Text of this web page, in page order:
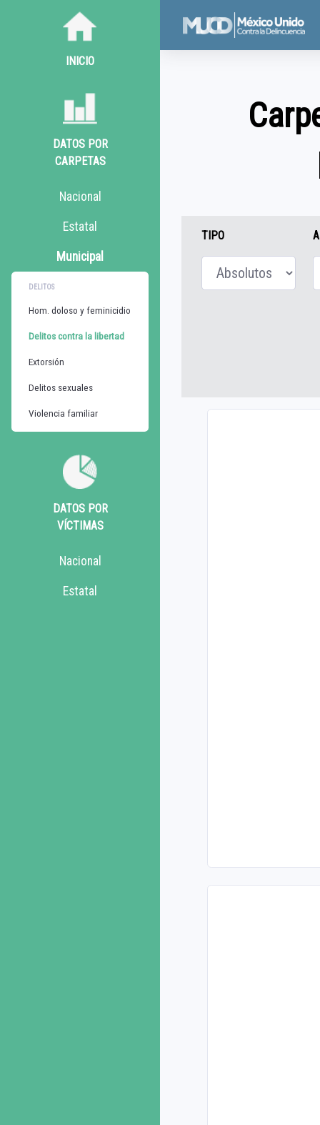
INICIO
DATOS POR
CARPETAS
Nacional
Estatal
Municipal
DELITOS
Hom. doloso y feminicidio
Delitos contra la libertad
Extorsión
Delitos sexuales
Violencia familiar
DATOS POR
VÍCTIMAS
Nacional
Estatal
TIPO